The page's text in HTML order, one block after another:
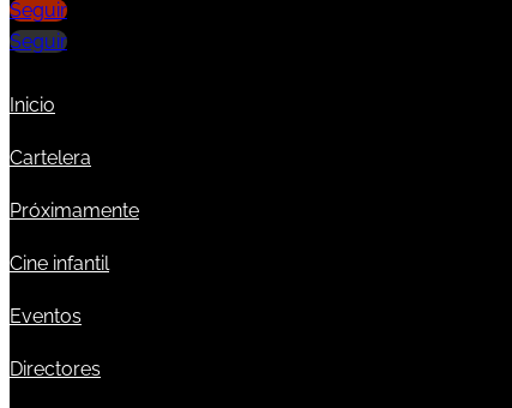
Seguir
Seguir
Inicio
Cartelera
Próximamente
Cine infantil
Eventos
Directores